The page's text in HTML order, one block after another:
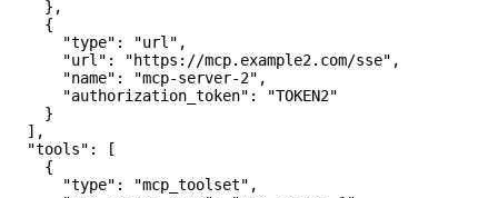
    },
    {
      "type"
: "url" ,
      "url"
: "https://mcp.example2.com/sse" ,
      "name"
: "mcp-server-2" ,
      "authorization_token"
:
"TOKEN2"
    }
  ],
  "tools"
: [
    {
      "type"
: "mcp_toolset" ,